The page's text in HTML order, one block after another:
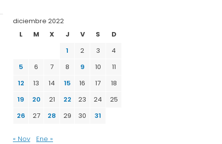
diciembre 2022
L
M X J V S
D
1
2 3
4
5
6 7 8 9 10
11
12
13 14 15 16 17
18
19
20 21 22 23 24
25
26
27 28 29 30 31
« Nov Ene »